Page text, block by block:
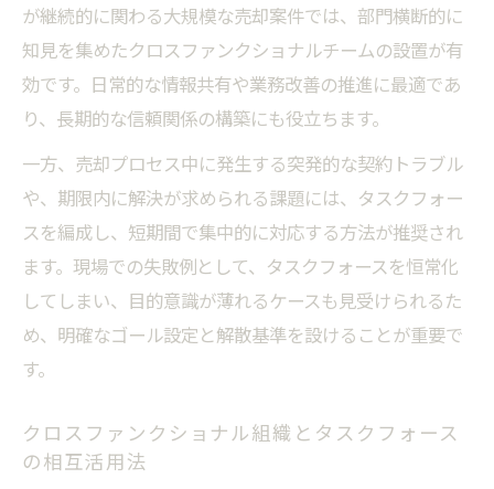
が継続的に関わる大規模な売却案件では、部門横断的に
知見を集めたクロスファンクショナルチームの設置が有
効です。日常的な情報共有や業務改善の推進に最適であ
り、長期的な信頼関係の構築にも役立ちます。
一方、売却プロセス中に発生する突発的な契約トラブル
や、期限内に解決が求められる課題には、タスクフォー
スを編成し、短期間で集中的に対応する方法が推奨され
ます。現場での失敗例として、タスクフォースを恒常化
してしまい、目的意識が薄れるケースも見受けられるた
め、明確なゴール設定と解散基準を設けることが重要で
す。
クロスファンクショナル組織とタスクフォース
の相互活用法